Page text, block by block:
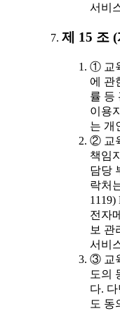
서비
제 15 조
① 교
에 관
률 등
이용
는 개
② 교
책임
담당
락처
1119)
전자
보 관
서비
③ 교
도의
다.
도 동